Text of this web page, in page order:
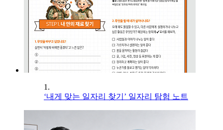
1.
‘내게 맞는 일자리 찾기’ 일자리 탐험 노트